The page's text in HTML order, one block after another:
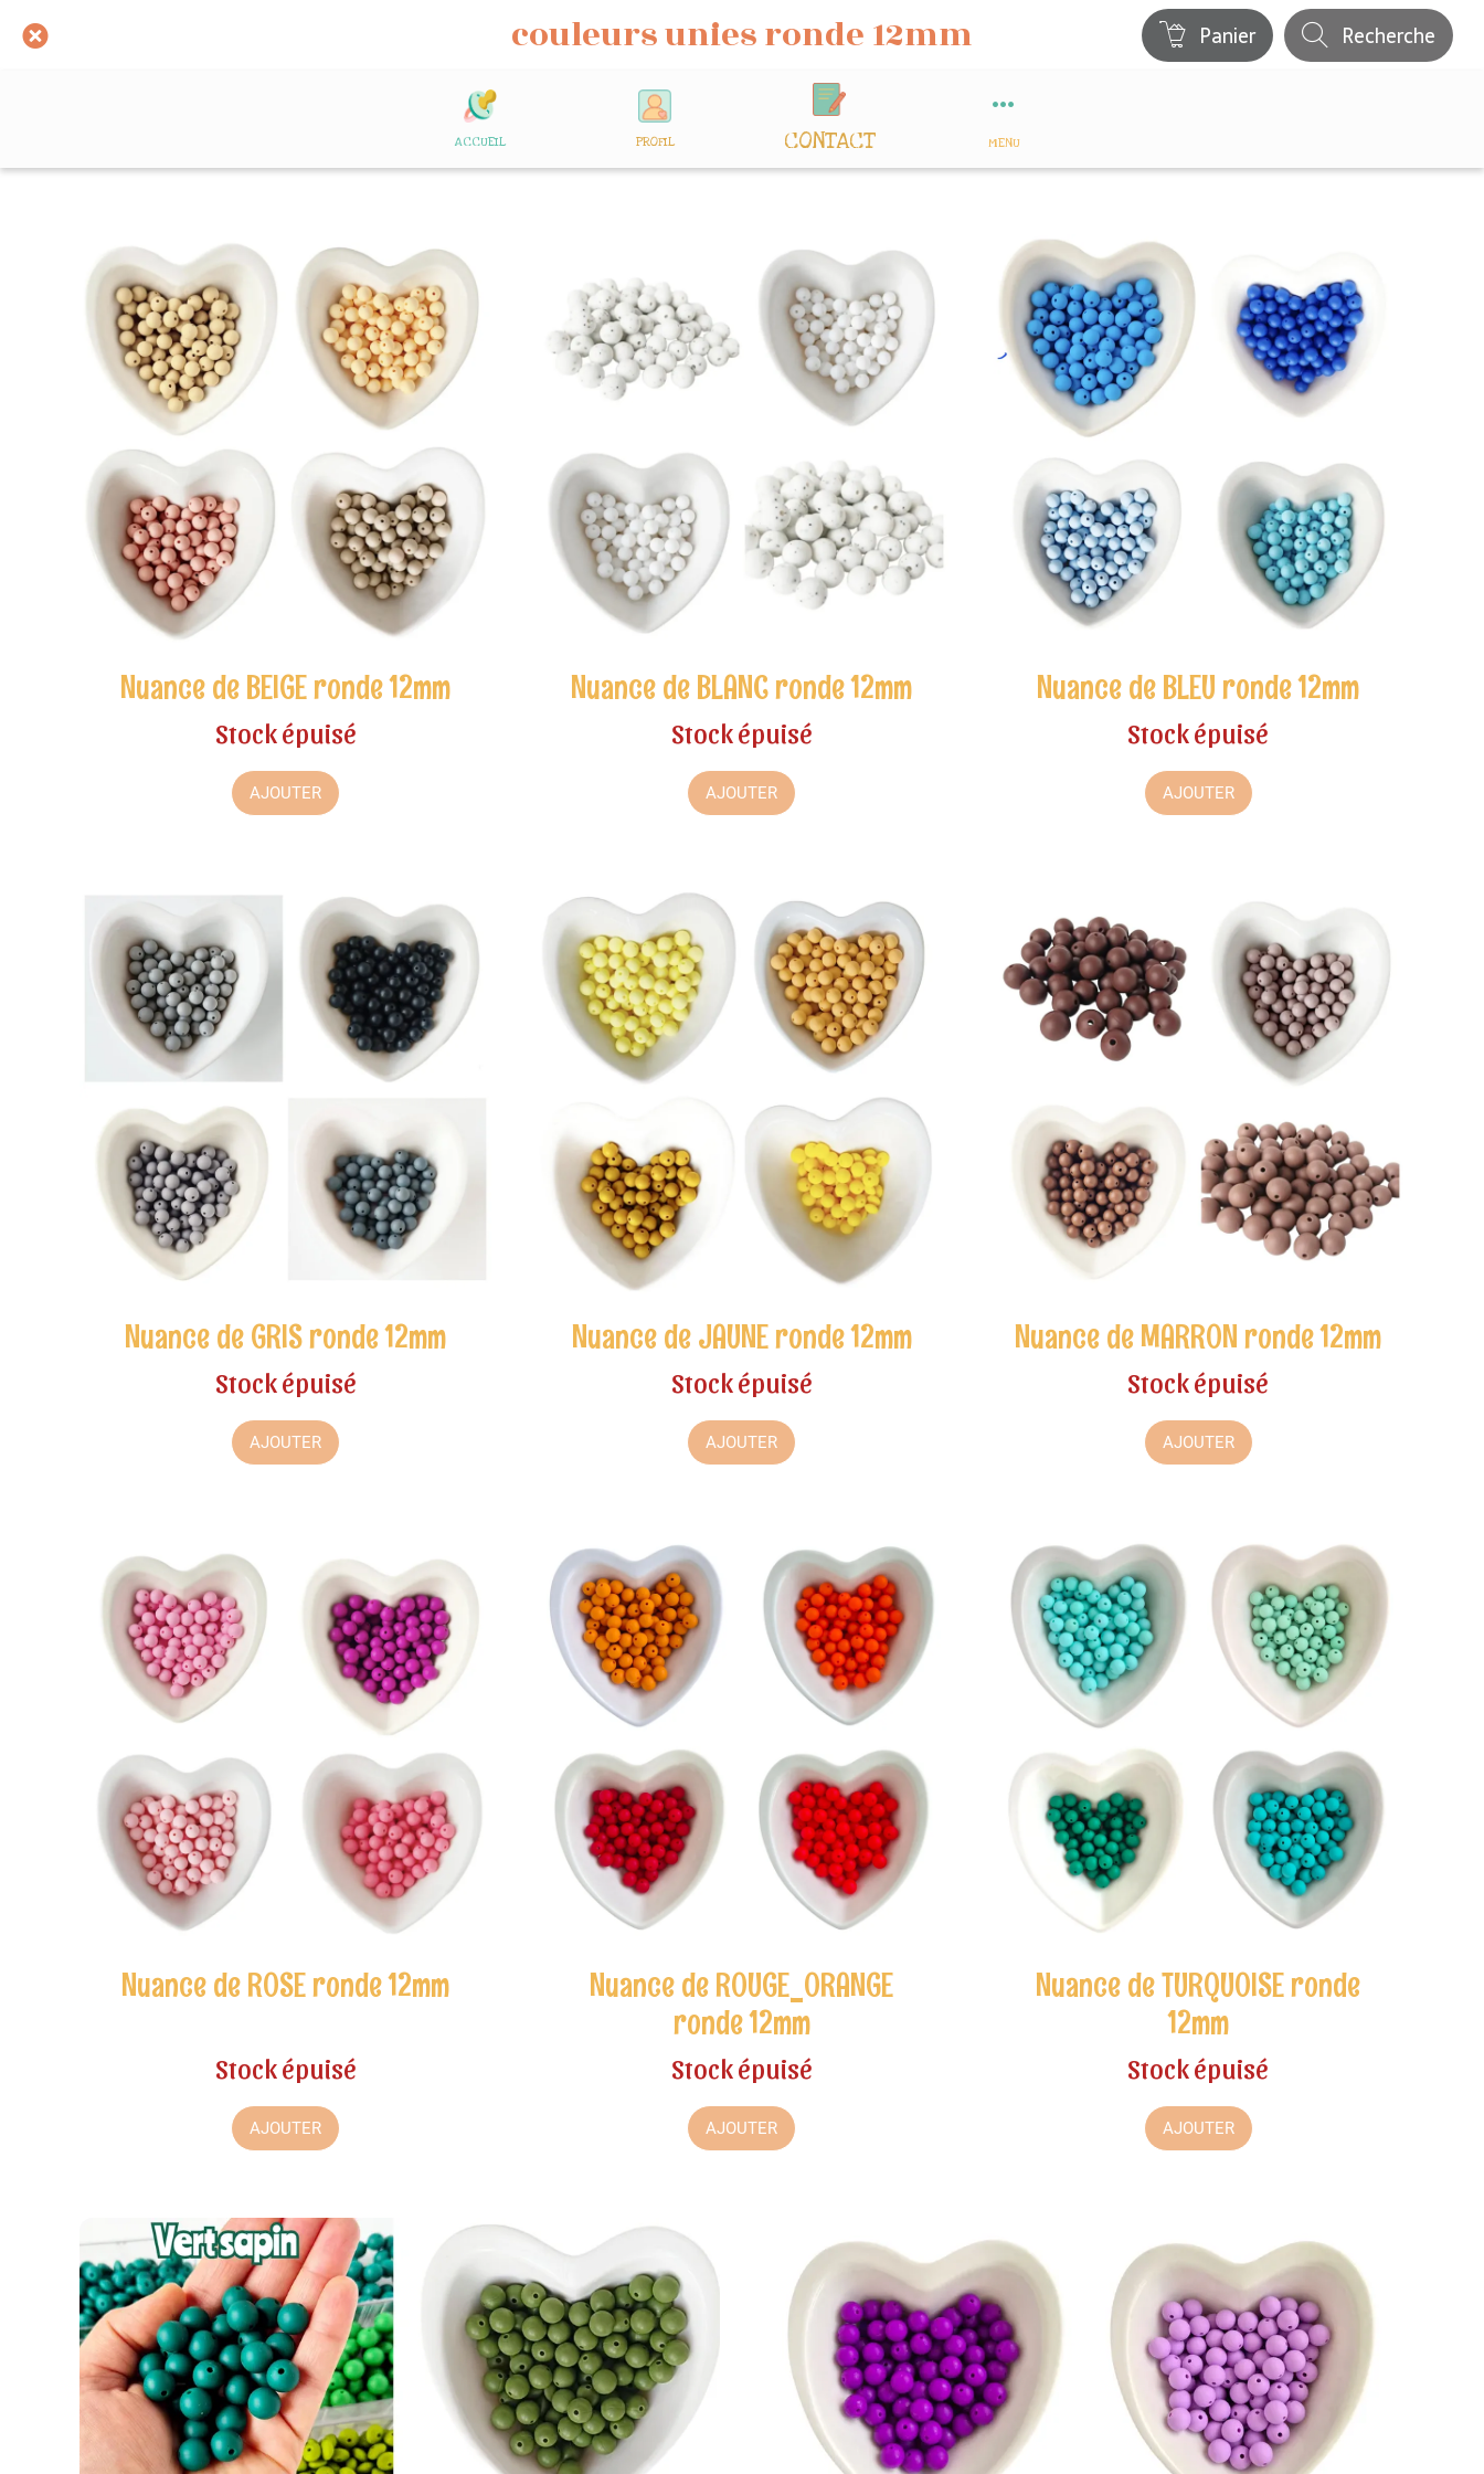
couleurs unies ronde 12mm Panier Recherche
ACCUEIL PROFIL CONTACT MENU
Nuance de BEIGE ronde 12mm
Stock épuisé
AJOUTER
Nuance de BLANC ronde 12mm
Stock épuisé
AJOUTER
Nuance de BLEU ronde 12mm
Stock épuisé
AJOUTER
Nuance de GRIS ronde 12mm
Stock épuisé
AJOUTER
Nuance de JAUNE ronde 12mm
Stock épuisé
AJOUTER
Nuance de MARRON ronde 12mm
Stock épuisé
AJOUTER
Nuance de ROSE ronde 12mm
Stock épuisé
AJOUTER
Nuance de ROUGE_ORANGE
ronde 12mm
Stock épuisé
AJOUTER
Nuance de TURQUOISE ronde
12mm
Stock épuisé
AJOUTER